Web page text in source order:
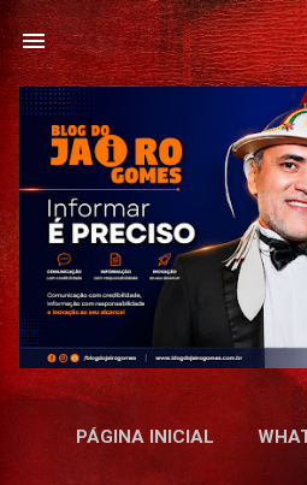
Pular para o
PÁGINA INICIAL